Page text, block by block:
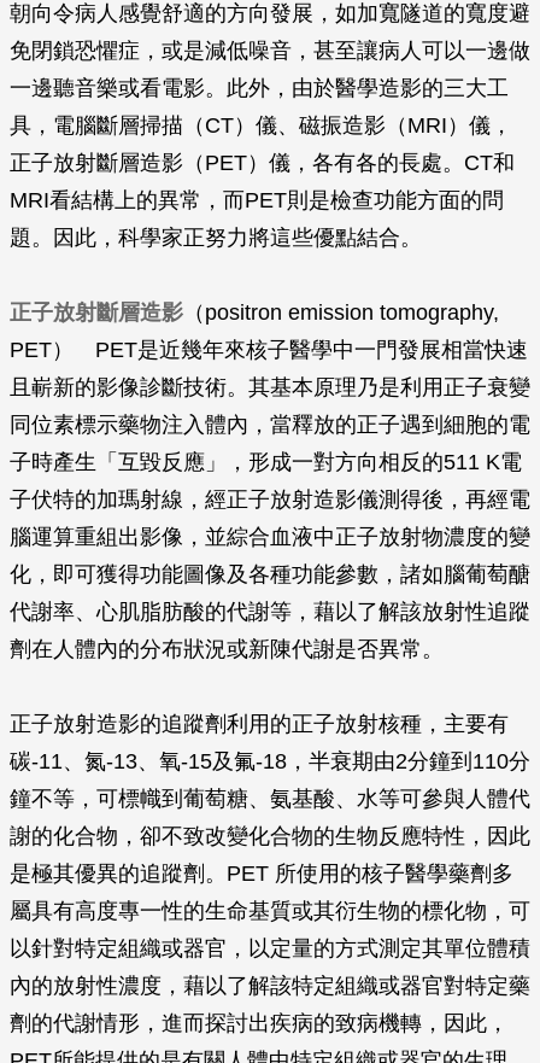
朝向令病人感覺舒適的方向發展，如加寬隧道的寬度避
免閉鎖恐懼症，或是減低噪音，甚至讓病人可以一邊做
一邊聽音樂或看電影。此外，由於醫學造影的三大工
具，電腦斷層掃描（CT）儀、磁振造影（MRI）儀，
正子放射斷層造影（PET）儀，各有各的長處。CT和
MRI看結構上的異常，而PET則是檢查功能方面的問
題。因此，科學家正努力將這些優點結合。
正子放射斷層造影 （positron emission tomography,
PET） PET是近幾年來核子醫學中一門發展相當快速
且嶄新的影像診斷技術。其基本原理乃是利用正子衰變
同位素標示藥物注入體內，當釋放的正子遇到細胞的電
子時產生「互毀反應」，形成一對方向相反的511 K電
子伏特的加瑪射線，經正子放射造影儀測得後，再經電
腦運算重組出影像，並綜合血液中正子放射物濃度的變
化，即可獲得功能圖像及各種功能參數，諸如腦葡萄醣
代謝率、心肌脂肪酸的代謝等，藉以了解該放射性追蹤
劑在人體內的分布狀況或新陳代謝是否異常。
正子放射造影的追蹤劑利用的正子放射核種，主要有
碳-11、氮-13、氧-15及氟-18，半衰期由2分鐘到110分
鐘不等，可標幟到葡萄糖、氨基酸、水等可參與人體代
謝的化合物，卻不致改變化合物的生物反應特性，因此
是極其優異的追蹤劑。PET 所使用的核子醫學藥劑多
屬具有高度專一性的生命基質或其衍生物的標化物，可
以針對特定組織或器官，以定量的方式測定其單位體積
內的放射性濃度，藉以了解該特定組織或器官對特定藥
劑的代謝情形，進而探討出疾病的致病機轉，因此，